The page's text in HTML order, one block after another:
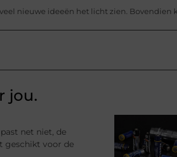
nieuwe ideeën het licht zien. Bovendien
jou.
net niet, de
geschikt voor de